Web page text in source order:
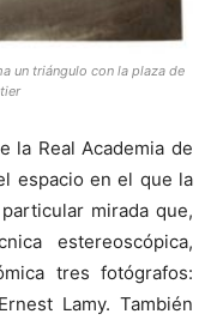
un triángulo con la plaza de
la Real Academia de
espacio en el que la
mirada que,
estereoscópica,
tres fotógrafos:
Lamy. También